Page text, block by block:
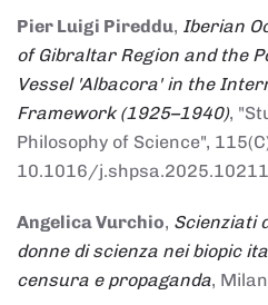
Pier Luigi Pireddu, Iberian
of Gibraltar Region and the
Vessel 'Albacora' in the
Framework (1925–1940),
Philosophy of Science",
10.1016/
Angelica Vurchio, Scienziati
donne di scienza nei biopic
censura e propaganda,